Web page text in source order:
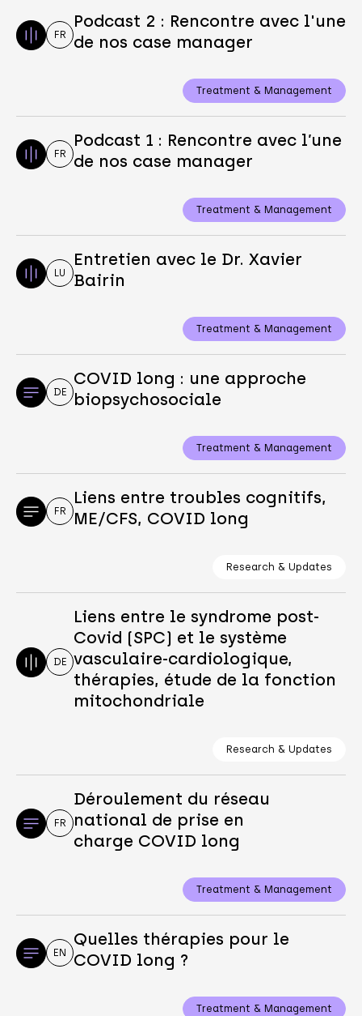
FR
Podcast 2 : Rencontre avec l'une
de nos case manager
Treatment & Management
FR
Podcast 1 : Rencontre avec l’une
de nos case manager
Treatment & Management
LU
Entretien avec le Dr. Xavier
Bairin
Treatment & Management
DE
COVID long : une approche
biopsychosociale
Treatment & Management
FR
Liens entre troubles cognitifs,
ME/CFS, COVID long
Research & Updates
DE
Liens entre le syndrome post-
Covid (SPC) et le système
vasculaire-cardiologique,
thérapies, étude de la fonction
mitochondriale
Research & Updates
FR
Déroulement du réseau
national de prise en
charge COVID long
Treatment & Management
EN
Quelles thérapies pour le
COVID long ?
Treatment & Management